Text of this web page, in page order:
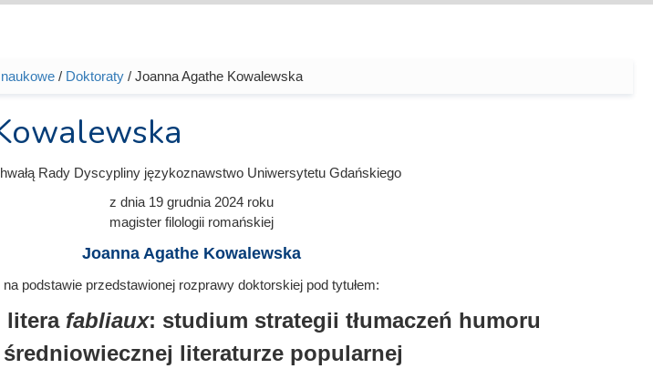
/ Doktoraty/ Joanna Agathe Kowalewska
Rady Dyscypliny językoznawstwo Uniwersytetu Gdańskiego
z dnia 19 grudnia 2024 roku
magister filologii romańskiej
Joanna Agathe Kowalewska
na podstawie przedstawionej rozprawy doktorskiej pod tytułem:
litera fabliaux: studium strategii tłumaczeń humoru
literaturze popularnej